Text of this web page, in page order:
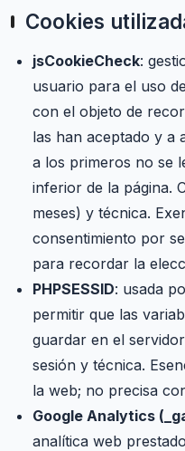
Cookies
jsCookieCheck:
usuario para el uso
con el objeto de
las han aceptado y a
a los primeros no se
inferior de la página.
meses) y técnica.
consentimiento por
para recordar la
PHPSESSID: usada
permitir que las
guardar en el
sesión y técnica.
la web; no precisa
Google Analytics
analítica web